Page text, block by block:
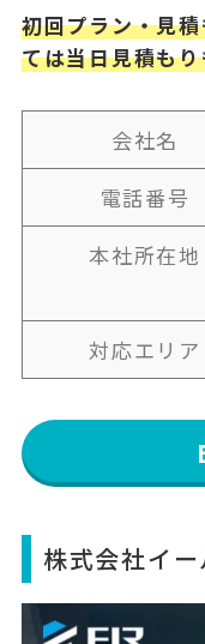
初回プラン・見
ては当日見積も
会社名
電話番号
本社所在地
対応エリア
株式会社イー